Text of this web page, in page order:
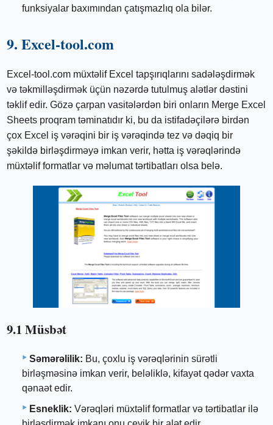
funksiyalar baxımından çatışmazlıq ola bilər.
9. Excel-tool.com
Excel-tool.com müxtəlif Excel tapşırıqlarını sadələşdirmək
və təkmilləşdirmək üçün nəzərdə tutulmuş alətlər dəstini
təklif edir. Gözə çarpan vasitələrdən biri onların Merge Excel
Sheets proqram təminatıdır ki, bu da istifadəçilərə birdən
çox Excel iş vərəqini bir iş vərəqində tez və dəqiq bir
şəkildə birləşdirməyə imkan verir, hətta iş vərəqlərində
müxtəlif formatlar və məlumat tərtibatları olsa belə.
9.1 Müsbət
Səmərəlilik: Bu, çoxlu iş vərəqlərinin sürətli
birləşməsinə imkan verir, beləliklə, kifayət qədər vaxta
qənaət edir.
Esneklik: Vərəqləri müxtəlif formatlar və tərtibatlar ilə